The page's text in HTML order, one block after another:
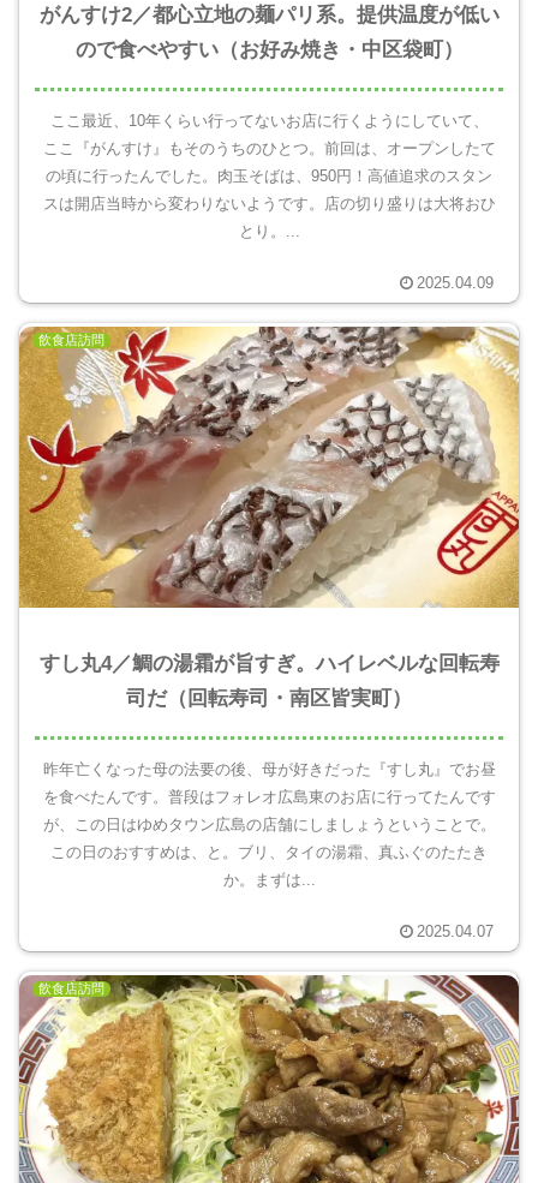
がんすけ2／都心立地の麺パリ系。提供温度が低い
ので食べやすい（お好み焼き・中区袋町）
ここ最近、10年くらい行ってないお店に行くようにしていて、
ここ『がんすけ』もそのうちのひとつ。前回は、オープンしたて
の頃に行ったんでした。肉玉そばは、950円！高値追求のスタン
スは開店当時から変わりないようです。店の切り盛りは大将おひ
とり。...
2025.04.09
飲食店訪問
すし丸4／鯛の湯霜が旨すぎ。ハイレベルな回転寿
司だ（回転寿司・南区皆実町）
昨年亡くなった母の法要の後、母が好きだった『すし丸』でお昼
を食べたんです。普段はフォレオ広島東のお店に行ってたんです
が、この日はゆめタウン広島の店舗にしましょうということで。
この日のおすすめは、と。ブリ、タイの湯霜、真ふぐのたたき
か。まずは...
2025.04.07
飲食店訪問